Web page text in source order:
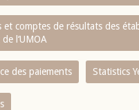
et comptes de résultats des
l‘UMOA
des paiements Statistics